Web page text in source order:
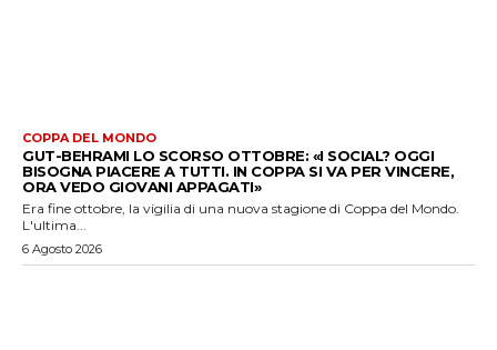
COPPA DEL MONDO
GUT-BEHRAMI LO SCORSO OTTOBRE: «I SOCIAL? OGGI
BISOGNA PIACERE A TUTTI. IN COPPA SI VA PER VINCERE,
ORA VEDO GIOVANI APPAGATI»
Era fine ottobre, la vigilia di una nuova stagione di Coppa del Mondo.
L'ultima...
6 Agosto 2026